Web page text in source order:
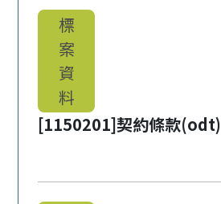
標
案
資
料
[1150201]契約條款(odt)